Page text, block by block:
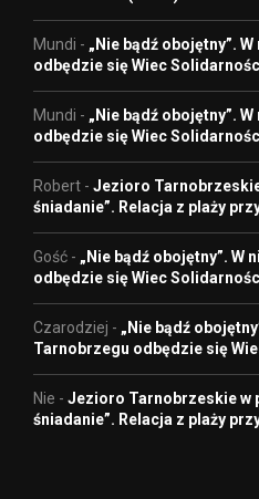
Mundi - „Nie bądź obojętny”.
odbędzie się Wiec
Mundi - „Nie bądź obojętny”.
odbędzie się Wiec
Robert - Jezioro
śniadanie”. Relacja z plaży
Gość - „Nie bądź obojętny”. W
odbędzie się Wiec
Czarodziej - „Nie bądź
Tarnobrzegu odbędzie się
Nie - Jezioro Tarnobrzeskie w
śniadanie”. Relacja z plaży